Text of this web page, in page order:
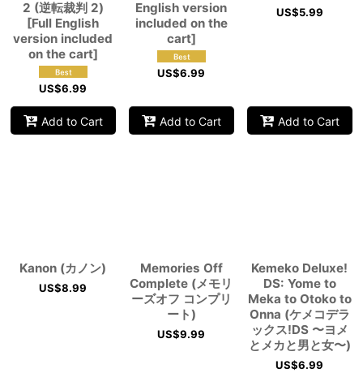
2 (逆転裁判 2)
[Full English
version included
on the cart]
US$6.99
Add to Cart
English version
included on the
cart]
US$6.99
Add to Cart
US$5.99
Add to Cart
Kanon (カノン)
US$8.99
Memories Off
Complete (メモリ
ーズオフ コンプリ
ート)
US$9.99
Kemeko Deluxe!
DS: Yome to
Meka to Otoko to
Onna (ケメコデラ
ックス!DS 〜ヨメ
とメカと男と女〜)
US$6.99